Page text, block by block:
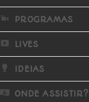
PROGRAMAS
LIVES
IDEIAS
ONDE ASSISTIR?